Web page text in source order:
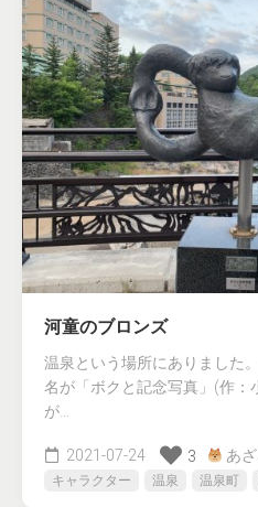
河童のブロンズ
温泉という場所にありました
名が「ボクと記念写真」(作：
が…
2021-07-24 3 あ
キャラクター 温泉 温泉町